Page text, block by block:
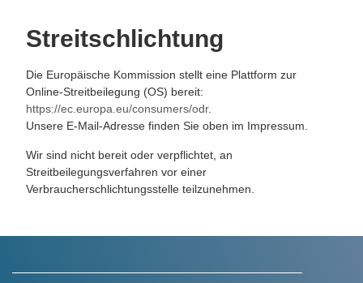
Streitschlichtung
Die Europäische Kommission stellt eine Plattform zur
Online-Streitbeilegung (OS) bereit:
https://ec.europa.eu/consumers/odr.
Unsere E-Mail-Adresse finden Sie oben im Impressum.
Wir sind nicht bereit oder verpflichtet, an
Streitbeilegungsverfahren vor einer
Verbraucherschlichtungsstelle teilzunehmen.